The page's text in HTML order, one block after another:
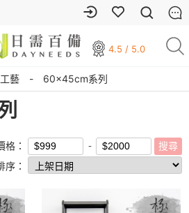
4.5 / 5.0
藝 - 60x45cm系列
格：
序：